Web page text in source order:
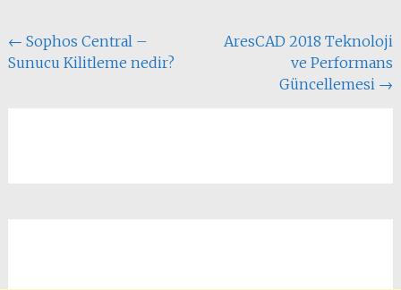
Yazı
dolaşımı
← Sophos Central –
Sunucu Kilitleme nedir?
AresCAD 2018 Teknoloji
ve Performans
Güncellemesi →